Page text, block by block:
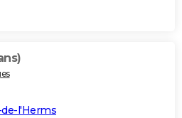
l'Herms